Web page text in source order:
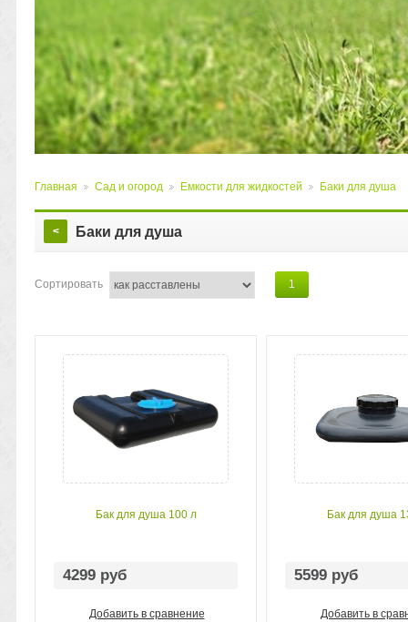
Главная Сад и огород Емкости для жидкостей Баки для душа
< Баки для душа
Сортировать 1
Бак для душа 100 л
4299 руб
Добавить в сравнение
Бак для душа
5599 руб
Добавить в